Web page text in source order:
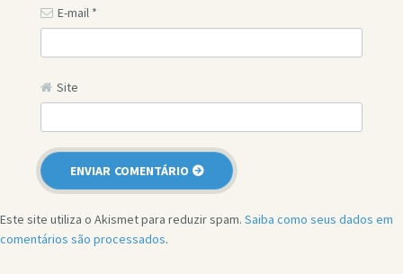
E-mail *
Site
Este site utiliza o Akismet para reduzir spam. Saiba como seus dados em
comentários são processados.